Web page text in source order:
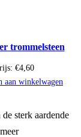
trommelsteen
€4,60
aan winkelwagen
de sterk aardende